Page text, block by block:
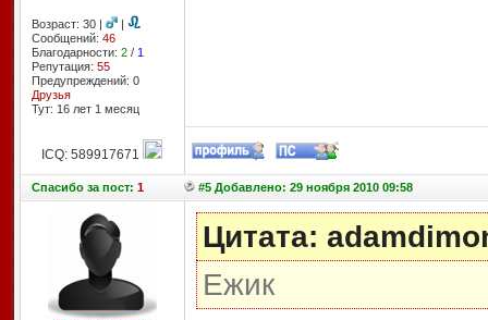
Возраст: 30 |
|
Сообщений: 46
Благодарности: 2/ 1
Репутация: 55
Предупреждений: 0
Друзья
Тут: 16 лет 1 месяц
ICQ: 589917671
Спасибоза пост: 1 #5 Добавлено: 29 ноября 2010 09:58
Цитата:
Ежик